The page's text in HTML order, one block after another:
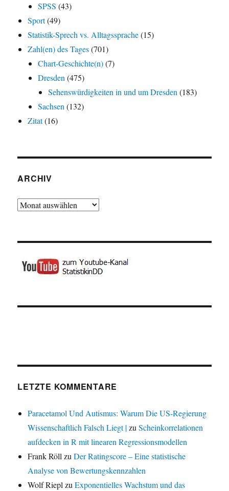
SPSS (43)
Sport(49)
Statistik-Sprech vs. Alltagssprache(15)
Zahl(en) des Tages(701)
Chart-Geschichte(n)(7)
Dresden (475)
Sehenswürdigkeiten in und um Dresden (183)
Sachsen (132)
Zitat(16)
ARCHIV
Archiv
LETZTE KOMMENTARE
Paracetamol Und Autismus: Warum Die US-Regierung
Wissenschaftlich Falsch Liegt |zuScheinkorrelationen
aufdecken in R mit linearen Regressionsmodellen
Frank Röll zuDer Ratingscore – Eine statistische
Analyse von Bewertungskennzahlen
Wolf Riepl zuExponentielles Wachstum und das